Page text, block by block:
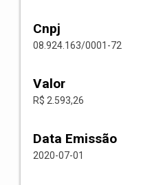
Cnpj
08.924.163/0001-72
Valor
R$ 2.593,26
Data Emissão
2020-07-01